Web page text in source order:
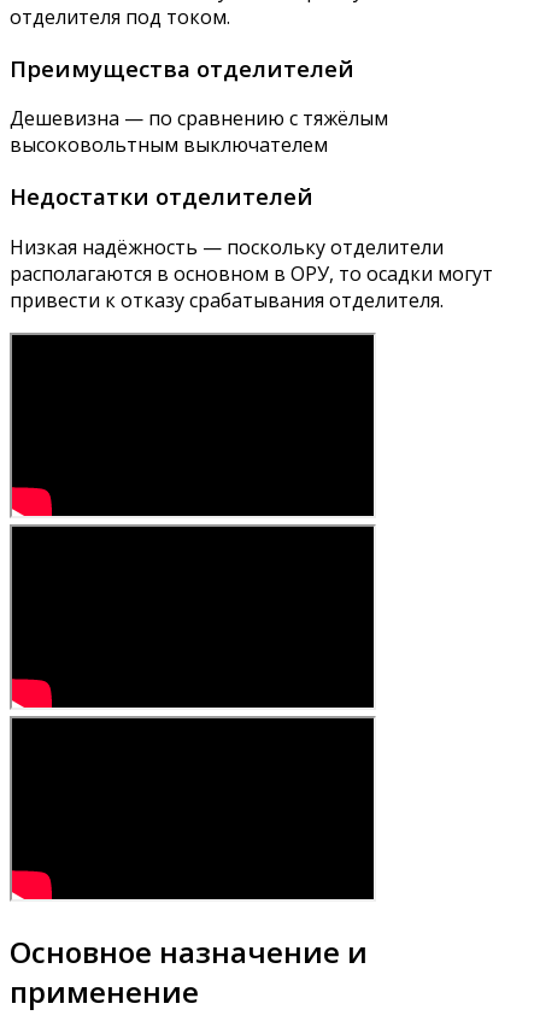
отделителя под током.
Преимущества отделителей
Дешевизна — по сравнению с тяжёлым
высоковольтным выключателем
Недостатки отделителей
Низкая надёжность — поскольку отделители
располагаются в основном в ОРУ, то осадки могут
привести к отказу срабатывания отделителя.
Основное назначение и
применение